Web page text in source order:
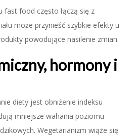
fast food często łączą się z
może przynieść szybkie efekty u
powodujące nasilenie zmian.
hormony i
diety jest obniżenie indeksu
mniejsze wahania poziomu
Wegetarianizm wiąże się